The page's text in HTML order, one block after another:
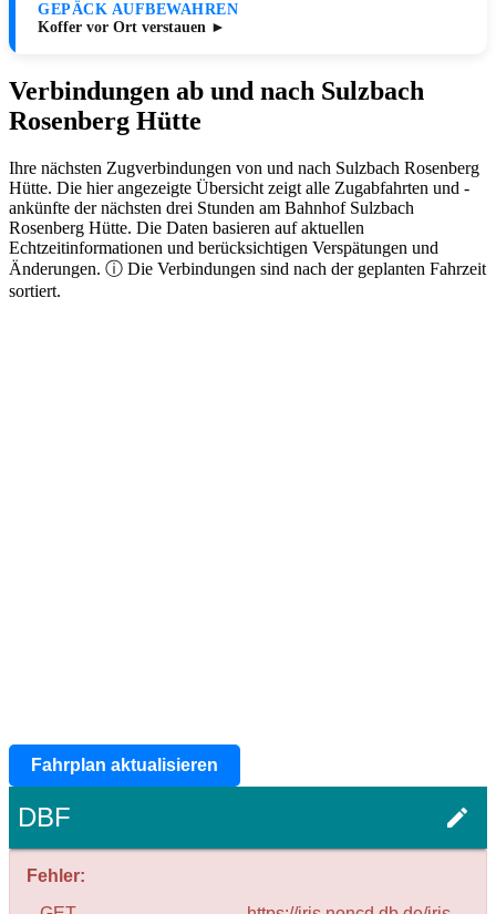
GEPÄCK AUFBEWAHREN
Koffer vor Ort verstauen ►
Verbindungen ab und nach Sulzbach
Rosenberg Hütte
Ihre nächsten Zugverbindungen von und nach Sulzbach Rosenberg
Hütte. Die hier angezeigte Übersicht zeigt alle Zugabfahrten und -
ankünfte der nächsten drei Stunden am Bahnhof Sulzbach
Rosenberg Hütte. Die Daten basieren auf aktuellen
Echtzeitinformationen und berücksichtigen Verspätungen und
Änderungen. ⓘ Die Verbindungen sind nach der geplanten Fahrzeit
sortiert.
Fahrplan aktualisieren